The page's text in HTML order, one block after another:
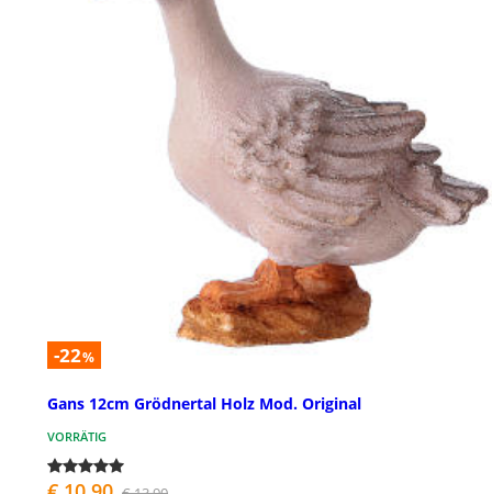
-22%
Gans 12cm Grödnertal Holz Mod. Original
VORRÄTIG